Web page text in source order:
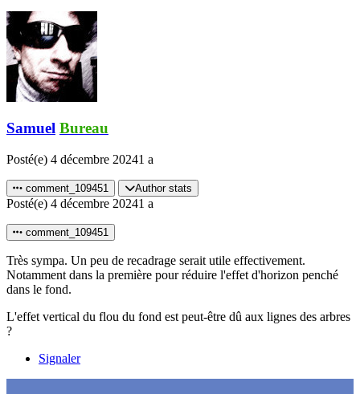
Samuel Bureau
Posté(e) 4 décembre 20241 a
comment_109451 Author stats
Posté(e) 4 décembre 20241 a
comment_109451
Très sympa. Un peu de recadrage serait utile effectivement.
Notamment dans la première pour réduire l'effet d'horizon penché
dans le fond.
L'effet vertical du flou du fond est peut-être dû aux lignes des arbres
?
Signaler